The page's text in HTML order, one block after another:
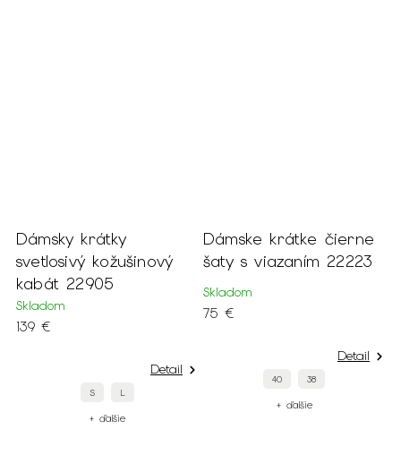
Dámsky krátky
svetlosivý kožušinový
kabát 22905
Skladom
139 €
Detail
S L
+ ďalšie
Dámske krátke čierne
šaty s viazaním 22223
Skladom
75 €
Detail
40 38
+ ďalšie